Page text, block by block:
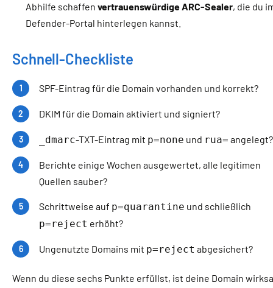
Abhilfe schaffenvertrauenswürdige ARC-Sealer, die du
Defender-Portal hinterlegen kannst.
Schnell-Checkliste
SPF-Eintrag für die Domain vorhanden und korrekt?
DKIM für die Domain aktiviert und signiert?
_dmarc-TXT-Eintrag mit p=none und rua= angelegt?
Berichte einige Wochen ausgewertet, alle legitimen
Quellen sauber?
Schrittweise auf p=quarantine und schließlich
p=reject erhöht?
Ungenutzte Domains mit p=reject abgesichert?
Wenn du diese sechs Punkte erfüllst, ist deine Domain